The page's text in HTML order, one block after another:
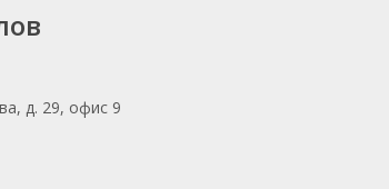
д. 29, офис 9